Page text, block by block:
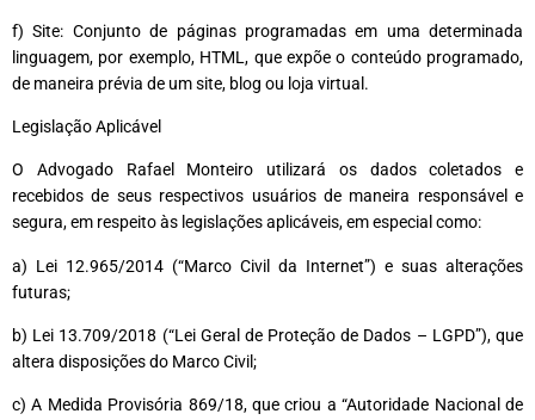
f) Site: Conjunto de páginas programadas em uma determinada
linguagem, por exemplo, HTML, que expõe o conteúdo programado,
de maneira prévia de um site, blog ou loja virtual.
Legislação Aplicável
O Advogado Rafael Monteiro utilizará os dados coletados e
recebidos de seus respectivos usuários de maneira responsável e
segura, em respeito às legislações aplicáveis, em especial como:
a) Lei 12.965/2014 (“Marco Civil da Internet”) e suas alterações
futuras;
b) Lei 13.709/2018 (“Lei Geral de Proteção de Dados – LGPD”), que
altera disposições do Marco Civil;
c) A Medida Provisória 869/18, que criou a “Autoridade Nacional de